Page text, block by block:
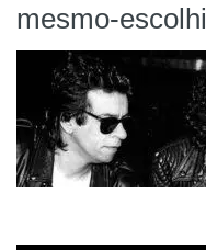
mesmo-escolhi